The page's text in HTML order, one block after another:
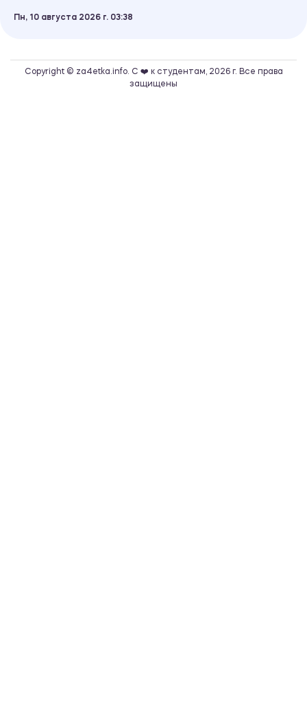
Пн, 10 августа 2026 г. 03 38
Copyright © za4etka.info. С ❤️ к студентам, 2026 г. Все права
защищены